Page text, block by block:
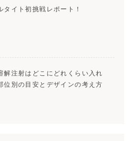
タイト初挑戦レポート！
解注射はどこにどれくらい入れ
位別の目安とデザインの考え方